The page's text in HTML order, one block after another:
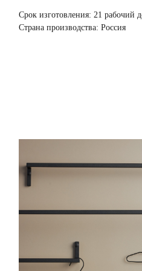
Срок изготовления: 21 рабочий
Страна производства: Россия